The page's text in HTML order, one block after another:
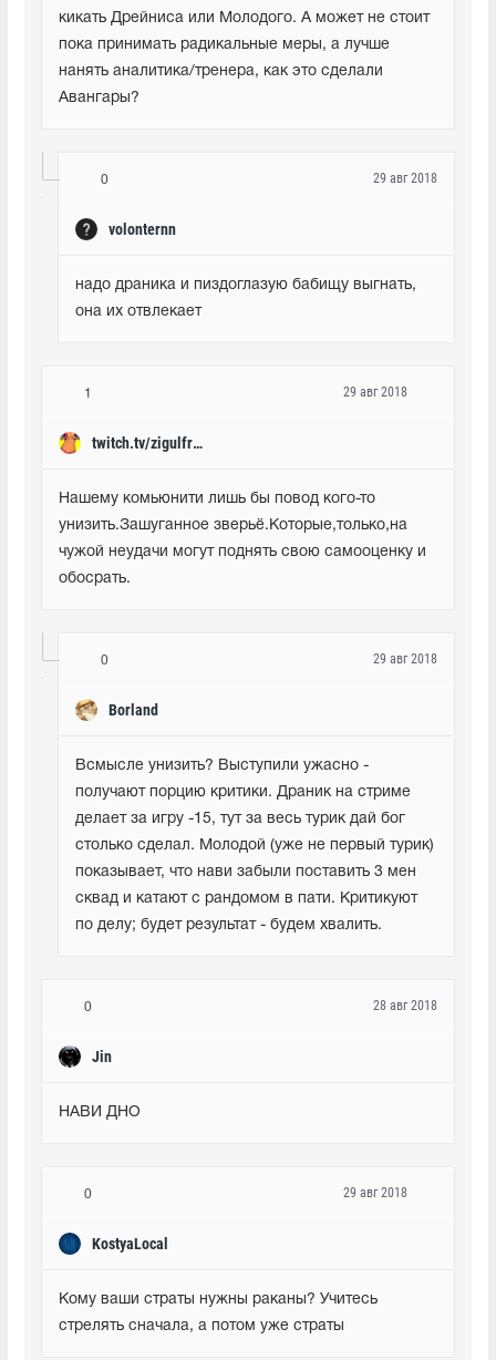
кикать Дрейниса или Молодого. А может не стоит
пока принимать радикальные меры, а лучше
нанять аналитика/тренера, как это сделали
Авангары?
0
volonternn
29 авг 2018
надо драника и пиздоглазую бабищу выгнать,
она их отвлекает
1
twitch.tv/zigulfrag_
29 авг 2018
Нашему комьюнити лишь бы повод кого-то
унизить.Зашуганное зверьё.Которые,только,на
чужой неудачи могут поднять свою самооценку и
обосрать.
0
Borland
29 авг 2018
Всмысле унизить? Выступили ужасно -
получают порцию критики. Драник на стриме
делает за игру -15, тут за весь турик дай бог
столько сделал. Молодой (уже не первый турик)
показывает, что нави забыли поставить 3 мен
сквад и катают с рандомом в пати. Критикуют
по делу; будет результат - будем хвалить.
0
Jin
28 авг 2018
НАВИ ДНО
0
KostyaLocal
29 авг 2018
Кому ваши страты нужны раканы? Учитесь
стрелять сначала, а потом уже страты